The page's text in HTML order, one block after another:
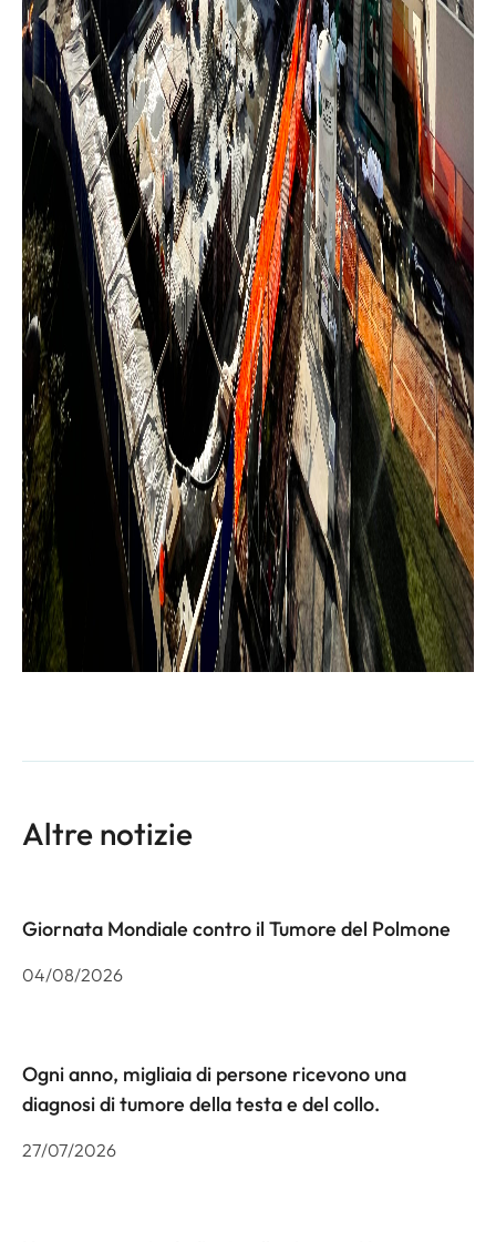
Altre notizie
Giornata Mondiale contro il Tumore del Polmone
04/08/2026
Ogni anno, migliaia di persone ricevono una
diagnosi di tumore della testa e del collo.
27/07/2026